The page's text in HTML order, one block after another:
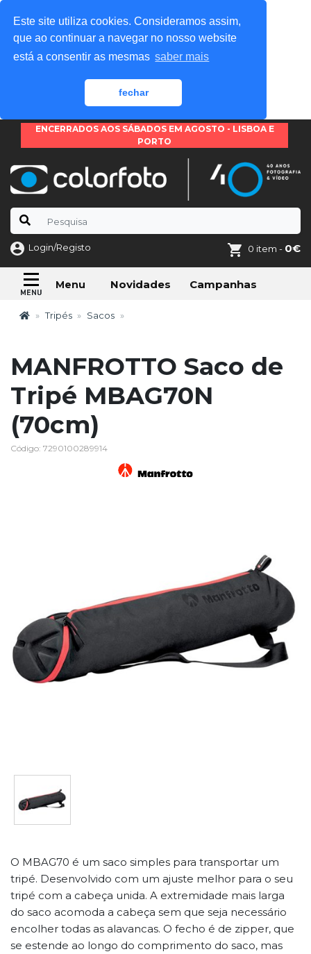
Este site utiliza cookies. Consideramos assim,
que ao continuar a navegar no nosso website
está a consentir as mesmas saber mais
fechar
ENCERRADOS AOS SÁBADOS EM AGOSTO - LISBOA E
PORTO
Login/Registo 0 item - 0€
Menu Novidades Campanhas
Tripés Sacos
MANFROTTO Saco de
Tripé MBAG70N
(70cm)
Código: 7290100289914
O MBAG70 é um saco simples para transportar um
tripé. Desenvolvido com um ajuste melhor para o seu
tripé com a cabeça unida. A extremidade mais larga
do saco acomoda a cabeça sem que seja necessário
encolher todas as alavancas. O fecho é de zipper, que
se estende ao longo do comprimento do saco, mas